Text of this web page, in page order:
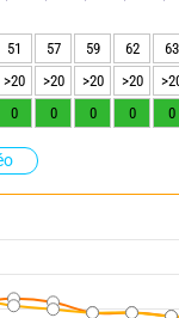
51 57 59 62
63
>20 >20 >20 >20
0 0 0 0 0